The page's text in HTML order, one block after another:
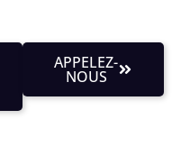
APPELEZ-
NOUS